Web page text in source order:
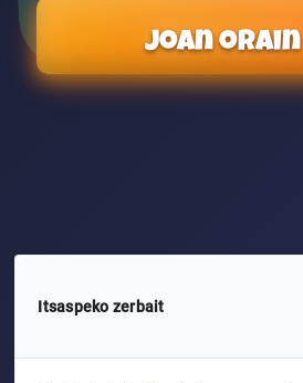
Joan orain
Itsaspeko zerbait